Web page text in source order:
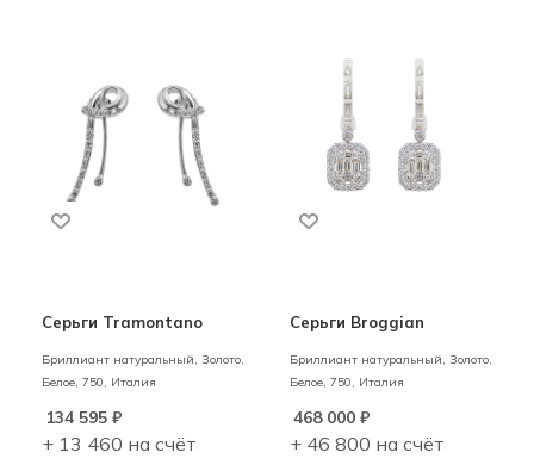
Серьги Tramontano
Бриллиант натуральный, Золото,
Белое, 750, Италия
134 595 ₽
+ 13 460 на счёт
Серьги Broggian
Бриллиант натуральный, Золото,
Белое, 750, Италия
468 000₽
+ 46 800 на счёт